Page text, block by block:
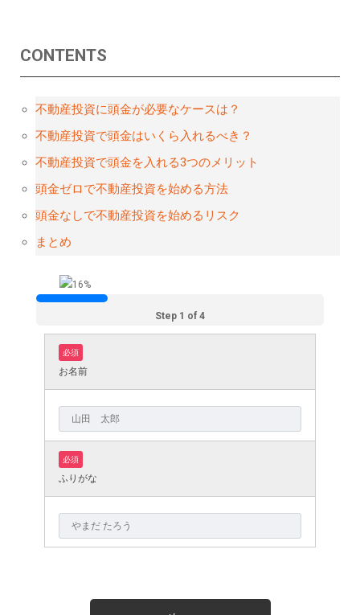
CONTENTS
不動産投資に頭金が必要なケースは？
不動産投資で頭金はいくら入れるべき？
不動産投資で頭金を入れる3つのメリット
頭金ゼロで不動産投資を始める方法
頭金なしで不動産投資を始めるリスク
まとめ
Step 1 of 4
必須
お名前
必須
ふりがな